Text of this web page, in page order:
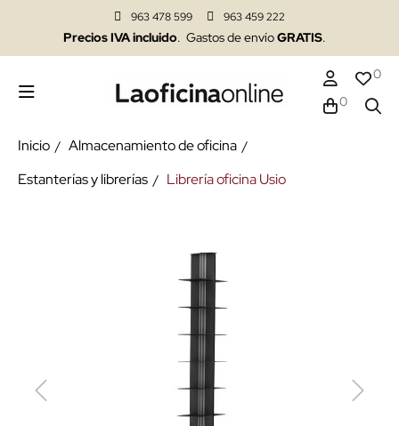
963 478 599 963 459 222
Precios IVA incluido. Gastos de envíoGRATIS.
0
0
Inicio
Almacenamiento de oficina
Estanterías y librerías
Librería oficina Usio